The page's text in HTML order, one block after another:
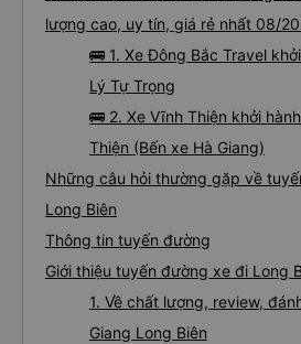
lượng cao, uy tín, giá rẻ nhất 08/
🚌 1. Xe Đông Bắc Travel
Lý Tự Trọng
🚌 2. Xe Vĩnh Thiện khởi
Thiện (Bến xe Hà Giang)
Những câu hỏi thường gặp về
Long Biên
Thông tin tuyến đường
Giới thiệu tuyến đường xe đi Long
1. Về chất lượng, review,
Giang Long Biên